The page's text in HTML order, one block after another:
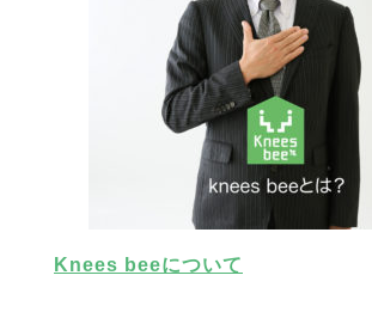
Knees beeについて